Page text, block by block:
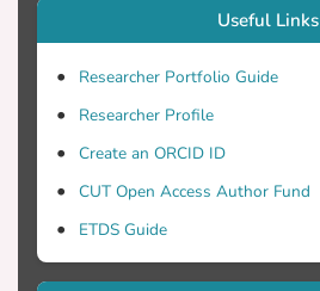
Useful Links
Researcher Portfolio Guide
Researcher Profile
Create an ORCID ID
CUT Open Access Author Fund
ETDS Guide